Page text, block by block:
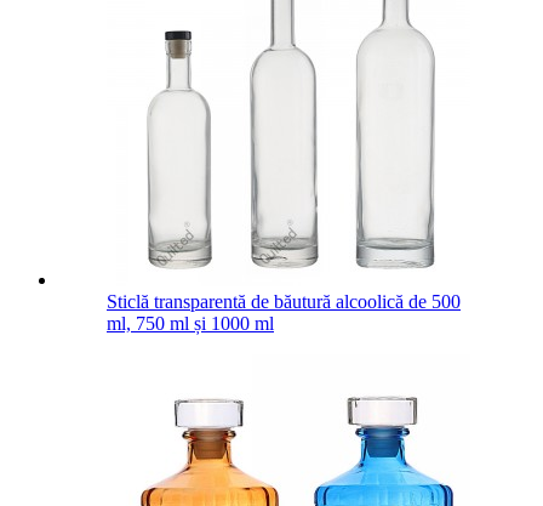
Sticlă transparentă de băutură alcoolică de 500
ml, 750 ml și 1000 ml